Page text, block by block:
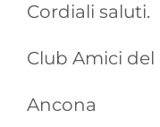
Cordiali saluti.
Club Amici del
Ancona